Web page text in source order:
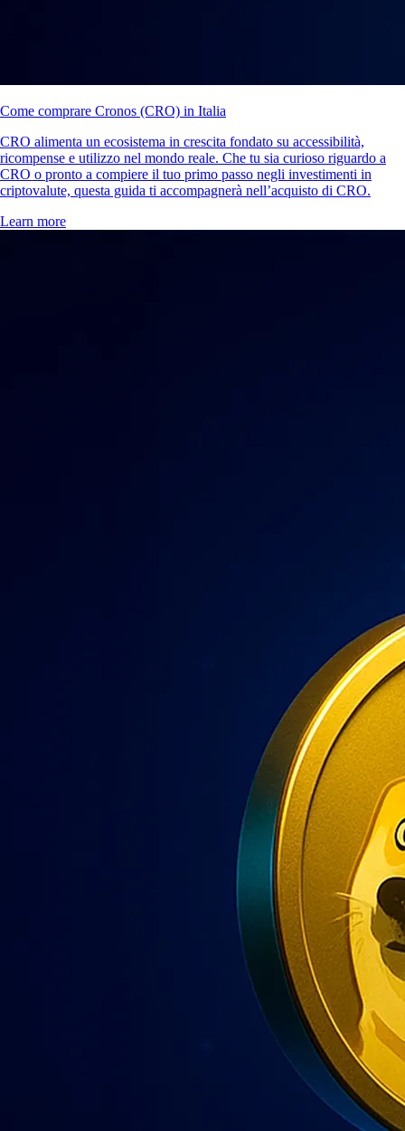
Come comprare Cronos (CRO) in Italia
CRO alimenta un ecosistema in crescita fondato su accessibilità,
ricompense e utilizzo nel mondo reale. Che tu sia curioso riguardo a
CRO o pronto a compiere il tuo primo passo negli investimenti in
criptovalute, questa guida ti accompagnerà nell’acquisto di CRO.
Learn more